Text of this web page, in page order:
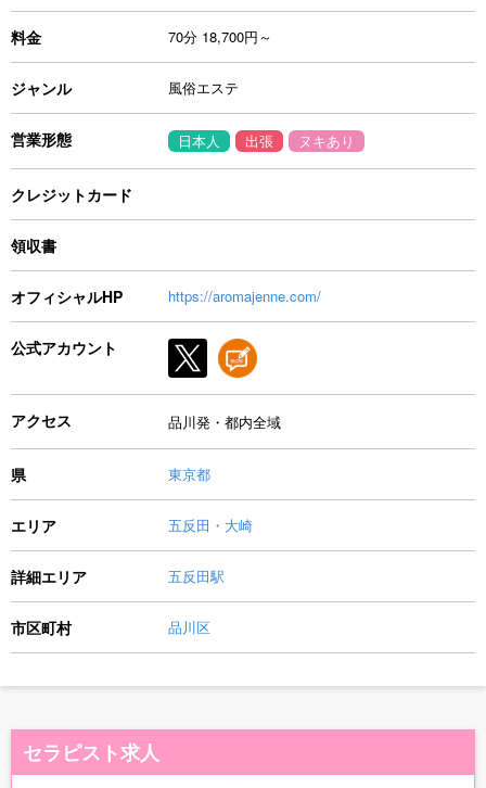
料金 70分 18,700円～
ジャンル 風俗エステ
営業形態 日本人 出張 ヌキあり
クレジットカード
領収書
オフィシャルHP https://aromajenne.com/
公式アカウント
アクセス 品川発・都内全域
県 東京都
エリア 五反田・大崎
詳細エリア 五反田駅
市区町村 品川区
セラピスト求人